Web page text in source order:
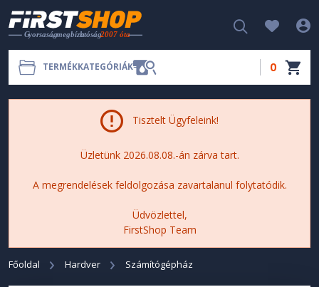
TERMÉKKATEGÓRIÁK 0
Tisztelt Ügyfeleink!
Üzletünk 2026.08.08.-án zárva tart.
A megrendelések feldolgozása zavartalanul folytatódik.
Üdvözlettel,
FirstShop Team
Főoldal Hardver Számítógépház